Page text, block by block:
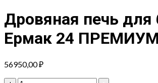
Дровяная печь для
Ермак 24 ПРЕМИУМ
56950,00₽